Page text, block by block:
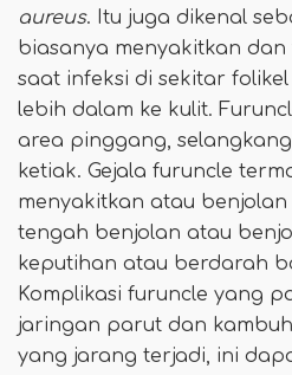
aureus. Itu juga dikenal
biasanya menyakitkan dan
saat infeksi di sekitar
lebih dalam ke kulit.
area pinggang,
ketiak. Gejala furuncle
menyakitkan atau
tengah benjolan atau
keputihan atau berdarah
Komplikasi furuncle yang
jaringan parut dan
yang jarang terjadi, ini